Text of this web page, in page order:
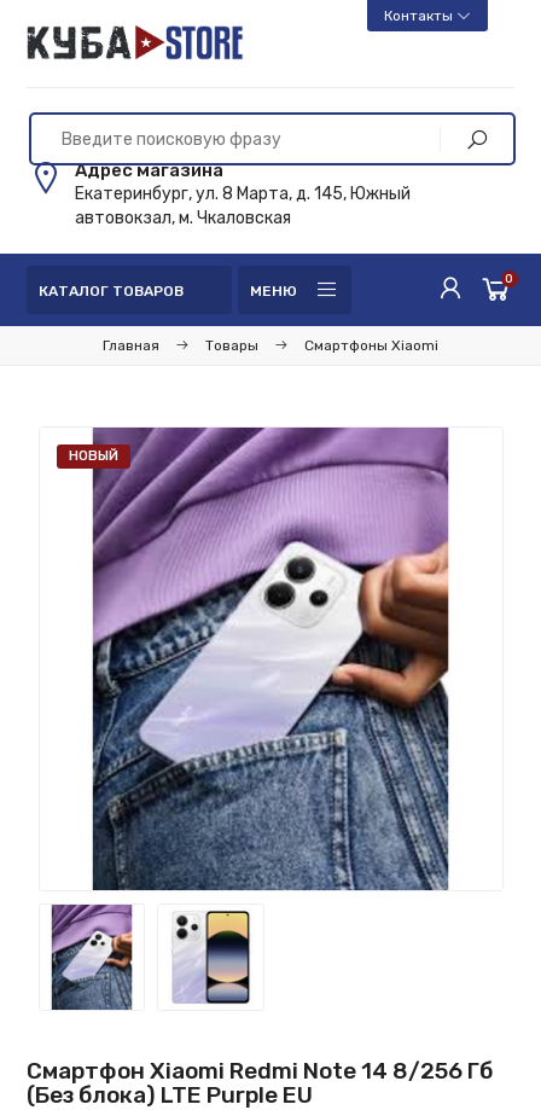
Контакты
Адрес магазина
Екатеринбург, ул. 8 Марта, д. 145, Южный
автовокзал, м. Чкаловская
КАТАЛОГ ТОВАРОВ МЕНЮ
0
Главная Товары Смартфоны Xiaomi
НОВЫЙ
Смартфон Xiaomi Redmi Note 14 8/256 Гб
(Без блока) LTE Purple EU